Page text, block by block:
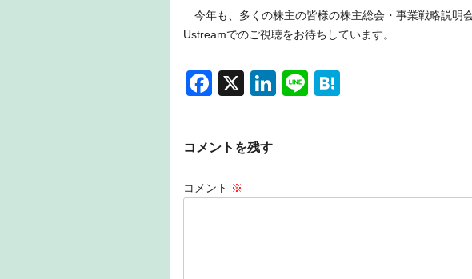
今年も、多くの株主の皆様の株主総会・事業戦略説明
Ustreamでのご視聴をお待ちしています。
F
e
b
X
Li
Li
コメントを残す
コメント ※